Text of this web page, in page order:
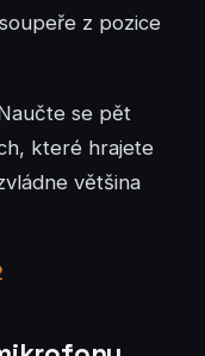
z pozice
se pět
které hrajete
většina